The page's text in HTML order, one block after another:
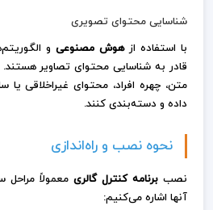
شناسایی محتوای تصویری
با استفاده ازهوش مصنوعی و
قادر به شناسایی محتوای تصاویر هستند.
متن، چهره افراد، محتوای غیراخلاقی
داده و دسته‌بندی کنند.
نحوه نصب و راه‌اندازی
نصب برنامه کنترل گالری معمولاً مراحل
آنها اشاره می‌کنیم: